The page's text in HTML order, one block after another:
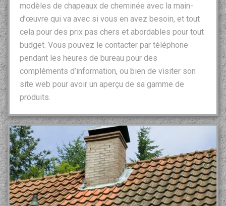
modèles de chapeaux de cheminée avec la main-
d’œuvre qui va avec si vous en avez besoin, et tout
cela pour des prix pas chers et abordables pour tout
budget. Vous pouvez le contacter par téléphone
pendant les heures de bureau pour des
compléments d’information, ou bien de visiter son
site web pour avoir un aperçu de sa gamme de
produits.